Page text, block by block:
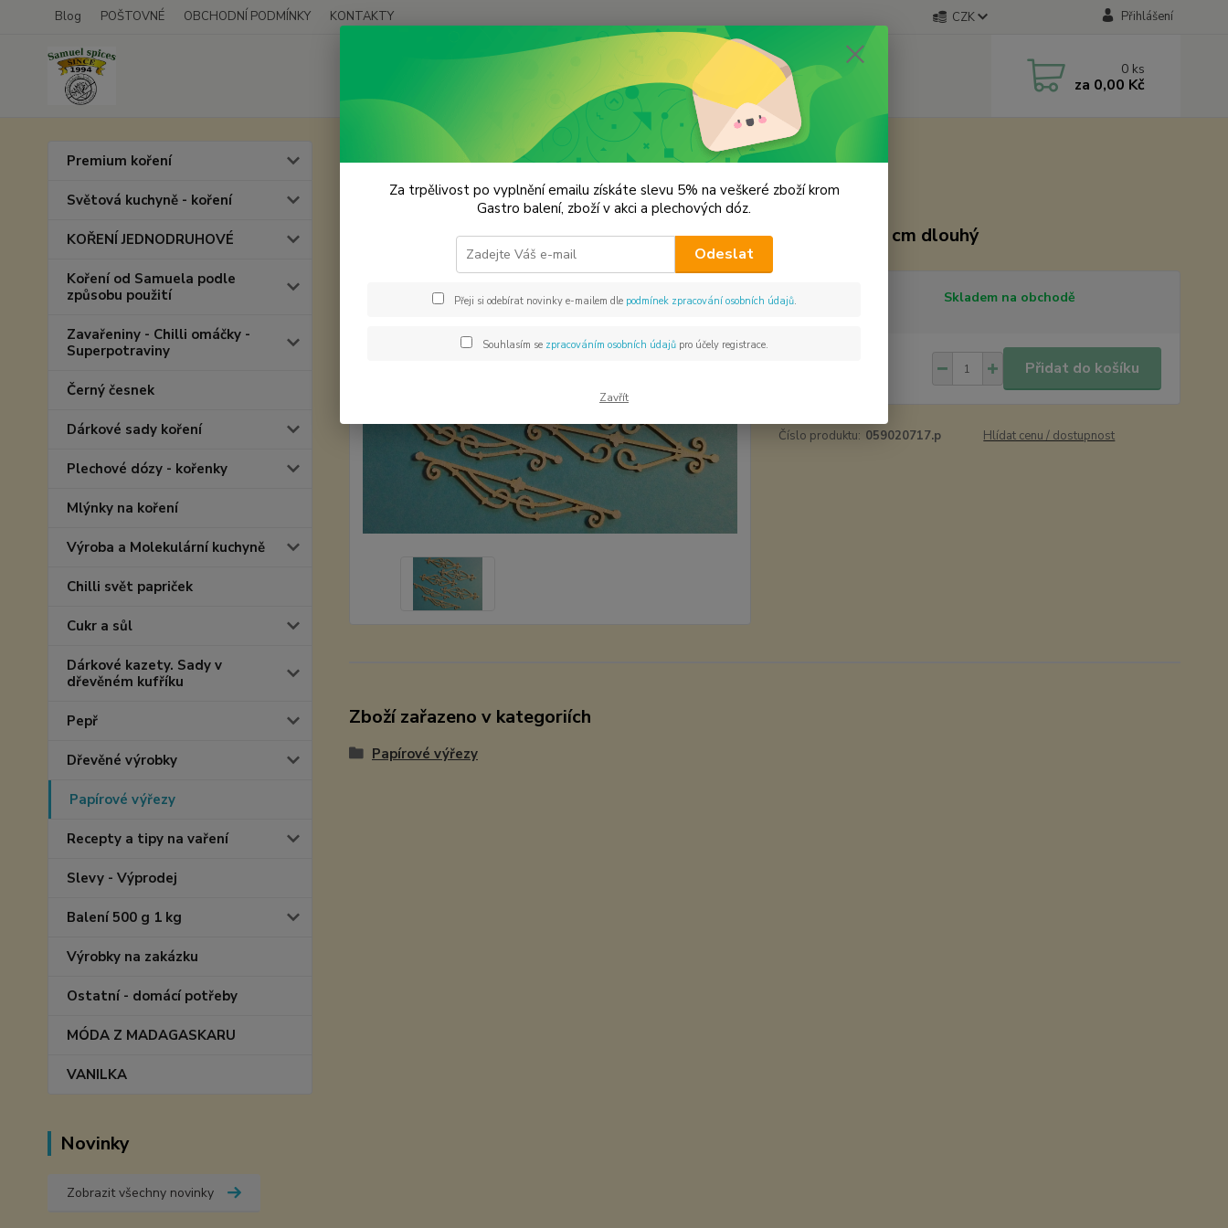
Blog POŠTOVNÉ OBCHODNÍ PODMÍNKY KONTAKTY CZK Přihlášení
0 ks
za 0,00 Kč
Premium koření
Světová kuchyně - koření
KOŘENÍ JEDNODRUHOVÉ
Koření od Samuela podle
způsobu použití
Zavařeniny - Chilli omáčky -
Superpotraviny
Černý česnek
Dárkové sady koření
Plechové dózy - kořenky
Mlýnky na koření
Výroba a Molekulární kuchyně
Chilli svět papriček
Cukr a sůl
Dárkové kazety. Sady v
dřevěném kufříku
Pepř
Dřevěné výrobky
Papírové výřezy
Recepty a tipy na vaření
Slevy - Výprodej
Balení 500 g 1 kg
Výrobky na zakázku
Ostatní - domácí potřeby
MÓDA Z MADAGASKARU
VANILKA
Novinky
Zobrazit všechny novinky
Papírové výřezy Papírový výřez 6 ks.
Papírový výřez 6 ks.
Ornamen 8,5 cm dlouhý
Skladem na obchodě
Přidat do košíku
Číslo produktu: 059020717.p Hlídat cenu / dostupnost
Zboží zařazeno v kategoriích
Papírové výřezy
Za trpělivost po vyplnění emailu získáte slevu 5% na veškeré zboží krom
Gastro balení, zboží v akci a plechových dóz.
Odeslat
Přeji si odebírat novinky e-mailem dle podmínek zpracování osobních údajů.
Souhlasím se zpracováním osobních údajůpro účely registrace.
Zavřít